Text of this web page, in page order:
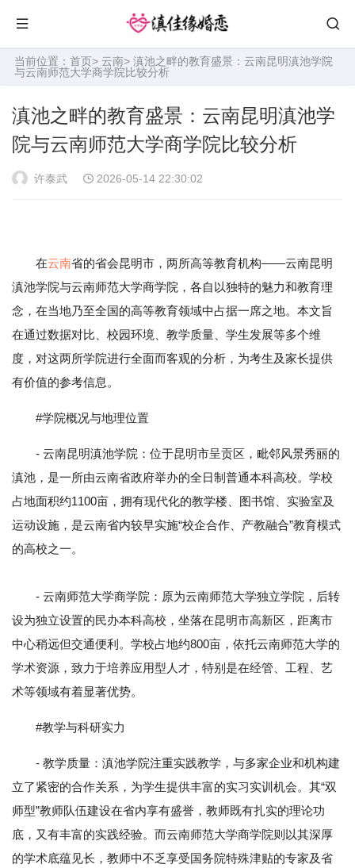
当前位置： 首页> 云南> 滇池之畔的教育盛景：云南昆明滇池学院
与云南师范大学商学院比较分析
滇池之畔的教育盛景：云南昆明滇池学
院与云南师范大学商学院比较分析
许泰武 2026-05-14 22:30:02
在云南省的省会昆明市，两所高等教育机构——云南昆明
滇池学院与云南师范大学商学院，各自以独特的魅力和教育理
念，在当地乃至全国的高等教育领域中占据一席之地。本文旨
在通过数据对比、校园环境、教学质量、学生发展等多个维
度，对这两所学院进行全面而客观的分析，为考生及家长提供
有价值的参考信息。
#学院概况与地理位置
- 云南昆明滇池学院：位于昆明市呈贡区，毗邻风景秀丽的
滇池，是一所由云南省政府举办的全日制普通本科高校。学校
占地面积约1100亩，拥有现代化的教学楼、图书馆、实验室及
运动设施，是云南省内较早实施“校企合作、产教融合”教育模式
的高校之一。
- 云南师范大学商学院：原为云南师范大学独立学院，后转
设为独立设置的民办本科高校，坐落在昆明市高新区，距离市
中心稍远但交通便利。学校占地约800亩，依托云南师范大学的
学术资源，致力于培养应用型人才，特别是在经管、工程、艺
术等领域有着显著优势。
#教学与科研实力
- 教学质量：滇池学院注重实践教学，与多家企业和机构建
立了紧密的合作关系，为学生提供丰富的实习实训机会。其“双
师型”教师队伍建设在省内享有盛誉，教师既有扎实的理论功
底，又有丰富的实践经验。而云南师范大学商学院则以其深厚
的学术底蕴见长，教师中不乏享受国务院特殊津贴的专家及省